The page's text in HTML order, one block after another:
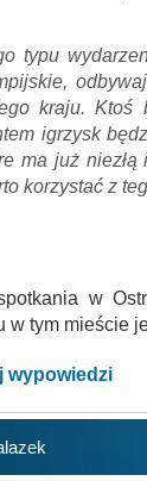
typu
kraju. Ktoś
igrzysk
ma już
korzystać z
w
w tym mieście
wypowiedzi